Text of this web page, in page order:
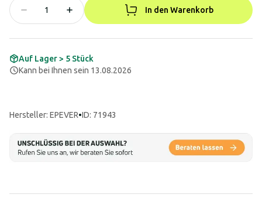
In den Warenkorb
Auf Lager > 5 Stück
Kann bei Ihnen sein 13.08.2026
Hersteller: EPEVER•ID: 71943